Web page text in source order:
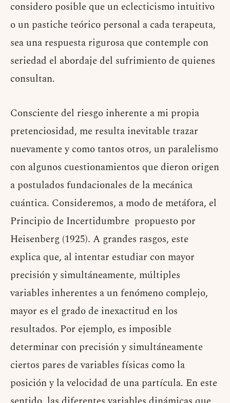
considero posible que un eclecticismo intuitivo
o un pastiche teórico personal a cada terapeuta,
sea una respuesta rigurosa que contemple con
seriedad el abordaje del sufrimiento de quienes
consultan.
Consciente del riesgo inherente a mi propia
pretenciosidad, me resulta inevitable trazar
nuevamente y como tantos otros, un paralelismo
con algunos cuestionamientos que dieron origen
a postulados fundacionales de la mecánica
cuántica. Consideremos, a modo de metáfora, el
Principio de Incertidumbre propuesto por
Heisenberg (1925). A grandes rasgos, este
explica que, al intentar estudiar con mayor
precisión y simultáneamente, múltiples
variables inherentes a un fenómeno complejo,
mayor es el grado de inexactitud en los
resultados. Por ejemplo, es imposible
determinar con precisión y simultáneamente
ciertos pares de variables físicas como la
posición y la velocidad de una partícula. En este